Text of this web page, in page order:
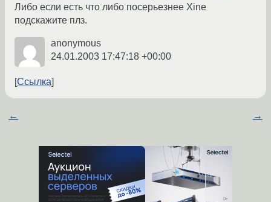
Либо если есть что либо посерьезнее Xine
подскажите плз.
anonymous
24.01.2003 17:47:18 +00:00
Ссылка
← →